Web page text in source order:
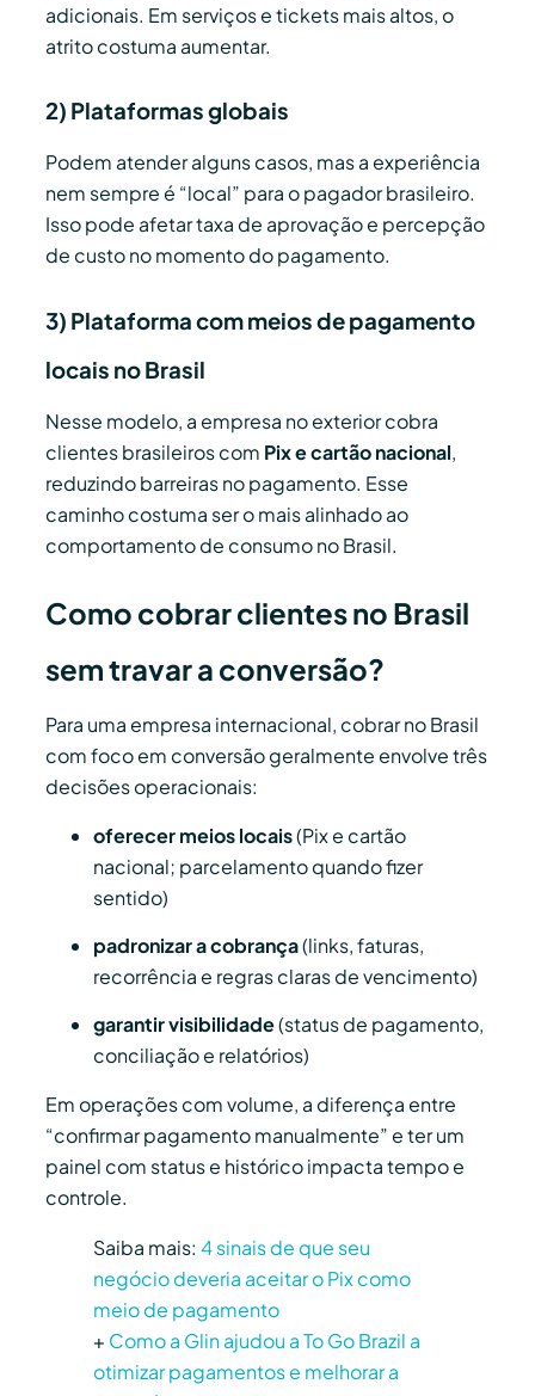
adicionais. Em serviços e tickets mais altos, o
atrito costuma aumentar.
2) Plataformas globais
Podem atender alguns casos, mas a experiência
nem sempre é “local” para o pagador brasileiro.
Isso pode afetar taxa de aprovação e percepção
de custo no momento do pagamento.
3) Plataforma com meios de pagamento
locais no Brasil
Nesse modelo, a empresa no exterior cobra
clientes brasileiros com Pix e cartão nacional,
reduzindo barreiras no pagamento. Esse
caminho costuma ser o mais alinhado ao
comportamento de consumo no Brasil.
Como cobrar clientes no Brasil
sem travar a conversão?
Para uma empresa internacional, cobrar no Brasil
com foco em conversão geralmente envolve três
decisões operacionais:
oferecer meios locais(Pix e cartão
nacional; parcelamento quando fizer
sentido)
padronizar a cobrança(links, faturas,
recorrência e regras claras de vencimento)
garantir visibilidade(status de pagamento,
conciliação e relatórios)
Em operações com volume, a diferença entre
“confirmar pagamento manualmente” e ter um
painel com status e histórico impacta tempo e
controle.
Saiba mais: 4 sinais de que seu
negócio deveria aceitar o Pix como
meio de pagamento
+ Como a Glin ajudou a To Go Brazil a
otimizar pagamentos e melhorar a